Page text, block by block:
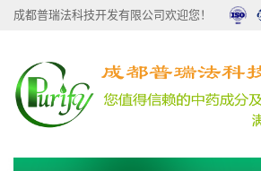
成都普瑞法科技开发有限公司欢迎您！